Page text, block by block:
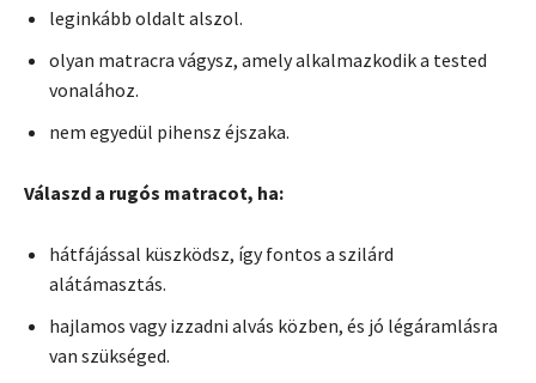
leginkább oldalt alszol.
olyan matracra vágysz, amely alkalmazkodik a tested
vonalához.
nem egyedül pihensz éjszaka.
Válaszd a rugós matracot, ha:
hátfájással küszködsz, így fontos a szilárd
alátámasztás.
hajlamos vagy izzadni alvás közben, és jó légáramlásra
van szükséged.